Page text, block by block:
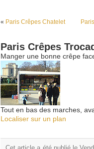
« Paris Crêpes Chatelet
Paris Crêpes
Manger une bonne crêpe
Tout en bas des marches,
Localiser sur un plan